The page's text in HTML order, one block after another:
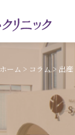
ホーム > コラム > 出産